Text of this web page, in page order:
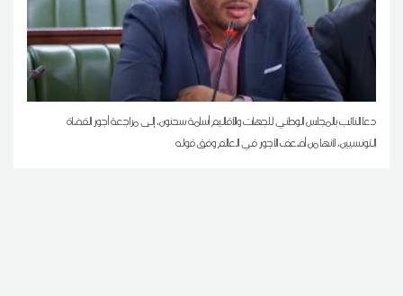
دعا النائب بالمجلس الوطني للجهات والأقاليم أسامة سحنون، إلى مراجعة أجور القضاة
التونسيين، لأنها من أضعف الأجور في العالم وفق قوله